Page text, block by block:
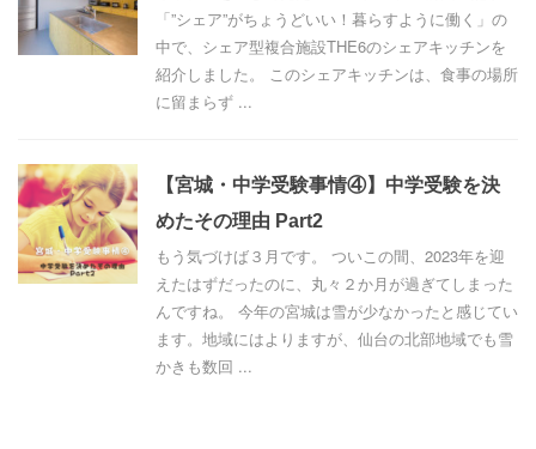
「”シェア”がちょうどいい！暮らすように働く」の
中で、シェア型複合施設THE6のシェアキッチンを
紹介しました。 このシェアキッチンは、食事の場所
に留まらず ...
【宮城・中学受験事情④】中学受験を決
めたその理由 Part2
もう気づけば３月です。 ついこの間、2023年を迎
えたはずだったのに、丸々２か月が過ぎてしまった
んですね。 今年の宮城は雪が少なかったと感じてい
ます。地域にはよりますが、仙台の北部地域でも雪
かきも数回 ...